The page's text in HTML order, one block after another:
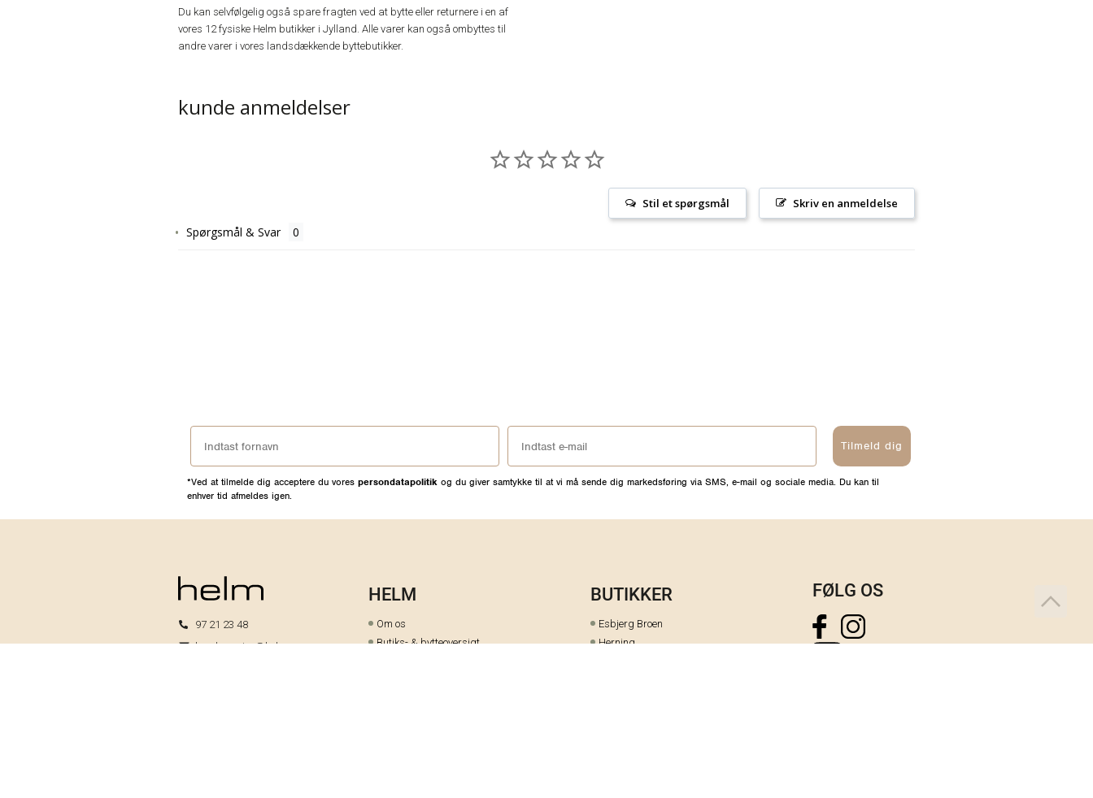
Du kan selvfølgelig også spare fragten ved at bytte eller returnere i en af
vores 12 fysiske Helm butikker i Jylland. Alle varer kan også ombyttes til
andre varer i vores landsdækkende byttebutikker.
kunde anmeldelser
Skriv en anmeldelse
Stil et spørgsmål
Spørgsmål & Svar
Tilmeld dig
*Ved at tilmelde dig acceptere du vores persondatapolitik og du giver samtykke til at vi må sende dig markedsføring via SMS, e-mail og sociale media. Du kan til
enhver tid afmeldes igen.
97 21 23 48
kundeservice@helm.nu
HELM
Om os
Butiks- & bytteoversigt
BUTIKKER
Esbjerg Broen
Herning
FØLG OS